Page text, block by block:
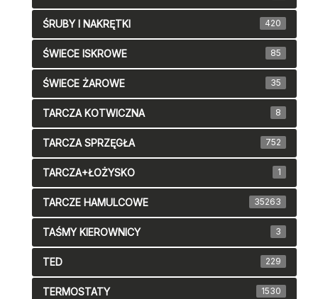
ŚRUBY I NAKRĘTKI 420
ŚWIECE ISKROWE 85
ŚWIECE ŻAROWE 35
TARCZA KOTWICZNA 8
TARCZA SPRZĘGŁA 752
TARCZA+ŁOŻYSKO 1
TARCZE HAMULCOWE 35263
TAŚMY KIEROWNICY 3
TED 229
TERMOSTATY 1530